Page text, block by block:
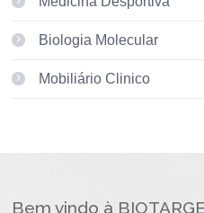
Biologia Molecular
Mobiliário Clinico
Bem vindo à